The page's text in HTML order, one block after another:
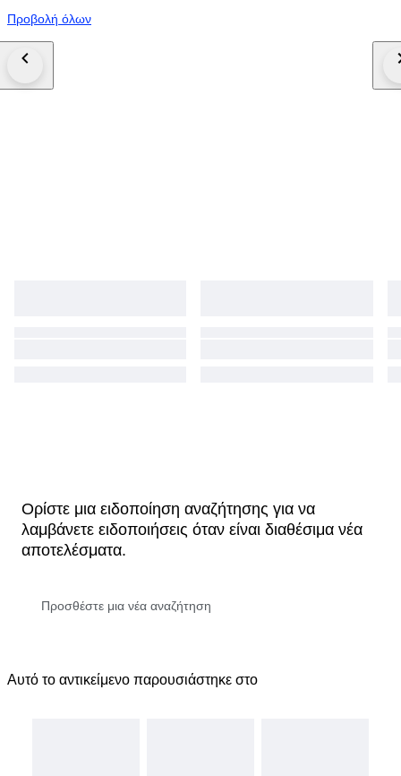
Προβολή όλων
Ορίστε μια ειδοποίηση αναζήτησης για να
λαμβάνετε ειδοποιήσεις όταν είναι διαθέσιμα νέα
αποτελέσματα.
Αυτό το αντικείμενο παρουσιάστηκε στο